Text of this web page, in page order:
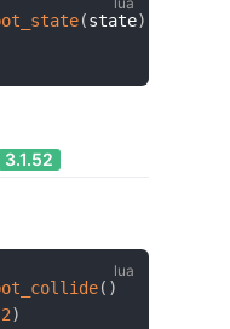
(state)
3.1.52
( )
2)